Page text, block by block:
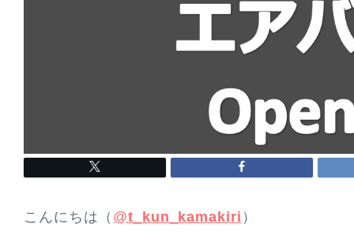
こんにちは（ @t_kun_kamakiri ）